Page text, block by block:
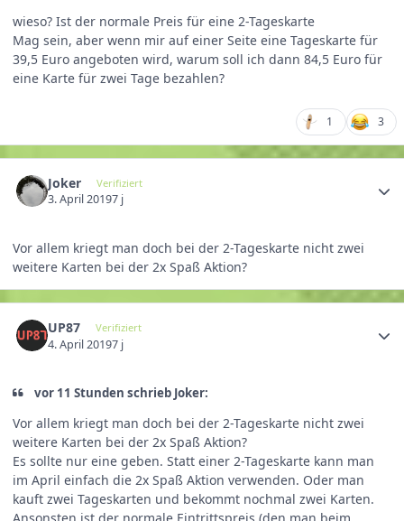
wieso? Ist der normale Preis für eine 2-Tageskarte
Mag sein, aber wenn mir auf einer Seite eine Tageskarte für
39,5 Euro angeboten wird, warum soll ich dann 84,5 Euro für
eine Karte für zwei Tage bezahlen?
1 3
Joker Verifiziert
3. April 20197 j
Vor allem kriegt man doch bei der 2-Tageskarte nicht zwei
weitere Karten bei der 2x Spaß Aktion?
UP87 Verifiziert
4. April 20197 j
vor 11 Stunden schrieb Joker:
Vor allem kriegt man doch bei der 2-Tageskarte nicht zwei
weitere Karten bei der 2x Spaß Aktion?
Es sollte nur eine geben. Statt einer 2-Tageskarte kann man
im April einfach die 2x Spaß Aktion verwenden. Oder man
kauft zwei Tageskarten und bekommt nochmal zwei Karten.